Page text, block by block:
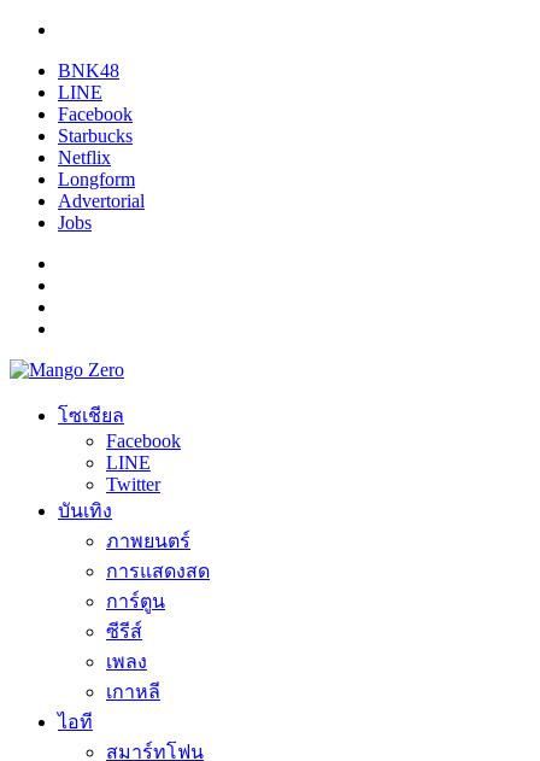
BNK48
LINE
Facebook
Starbucks
Netflix
Longform
Advertorial
Jobs
โซเชียล
Facebook
LINE
Twitter
บันเทิง
ภาพยนตร์
การแสดงสด
การ์ตูน
ซีรีส์
เพลง
เกาหลี
ไอที
สมาร์ทโฟน